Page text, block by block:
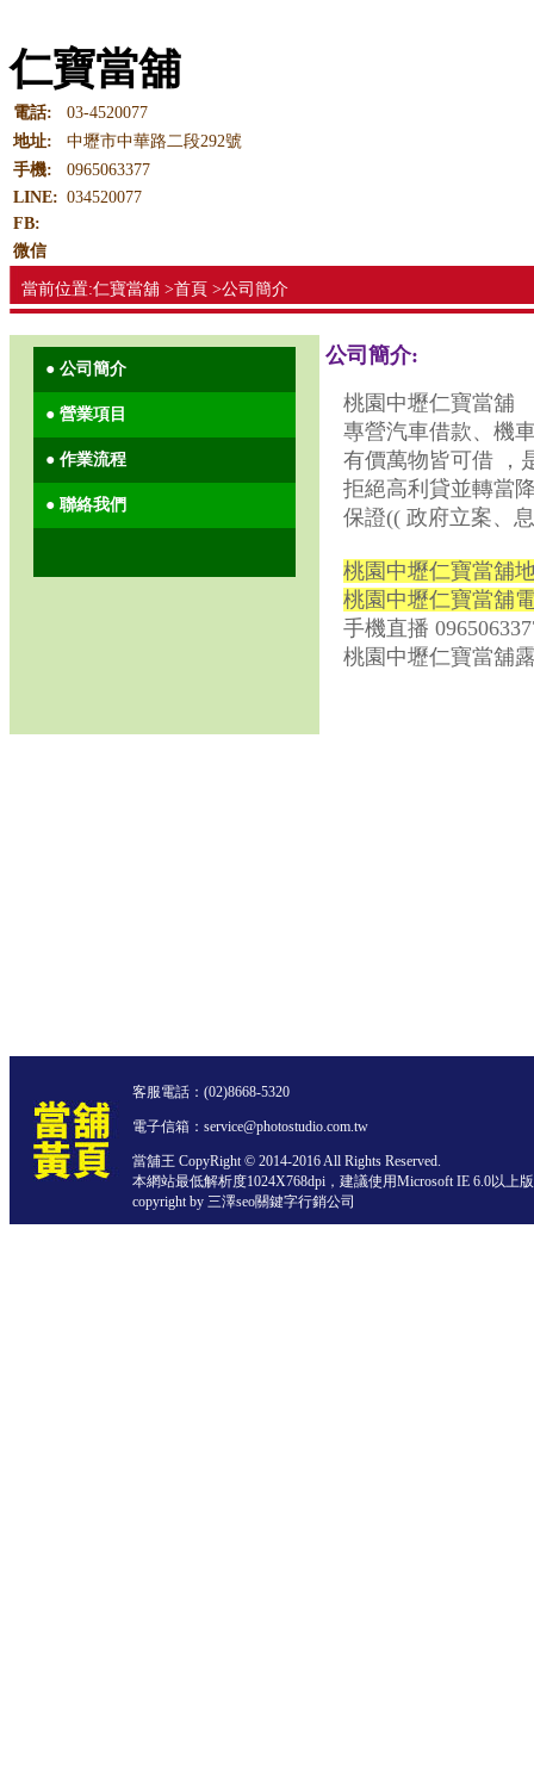
仁寶當舖
電話:
03-4520077
地址:
中壢市中華路二段292號
手機:
0965063377
LINE: 034520077
FB:
微信
當前位置:仁寶當舖 >首頁 >公司簡介
● 公司簡介
● 營業項目
● 作業流程
● 聯絡我們
公司簡介:
桃園中壢仁寶當舖
專營汽車借款、機
有價萬物皆可借 ，
拒絕高利貸並轉當
保證(( 政府立案、
桃園中壢仁寶當舖
桃園中壢仁寶當舖
手機直播
桃園中壢仁寶當舖
客服電話： (02)8668-5320
電子信箱：service@photostudio.com.tw
當舖王 CopyRight © 2014-2016 All Rights Reserved.
本網站最低解析度1024X768dpi，建議使用Microsoft IE 6.0以上
copyright by 三澤seo關鍵字行銷公司